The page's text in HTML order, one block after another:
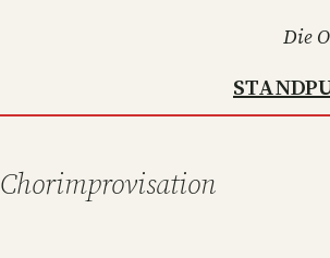
Die
Chorimprovisation